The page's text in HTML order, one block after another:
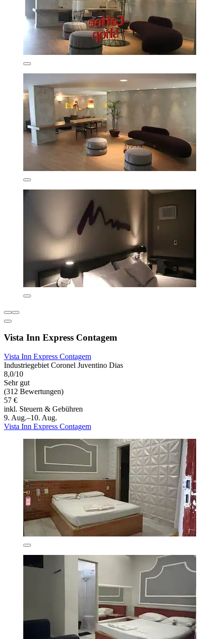
Vista Inn Express Contagem
Vista Inn Express Contagem
Industriegebiet Coronel Juventino Dias
8,0/10
Sehr gut
(312 Bewertungen)
57 €
inkl. Steuern & Gebühren
9. Aug.–10. Aug.
Vista Inn Express Contagem